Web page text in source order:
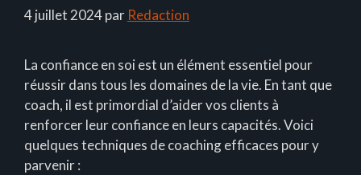
4 juillet 2024par Redaction
La confiance en soi est un élément essentiel pour
réussir dans tous les domaines de la vie. En tant que
coach, il est primordial d’aider vos clients à
renforcer leur confiance en leurs capacités. Voici
quelques techniques de coaching efficaces pour y
parvenir :